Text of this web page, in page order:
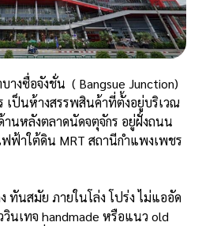
างซื่อจังชั่น ( Bangsue Junction)
เป็นห้างสรรพสินค้าที่ตั้งอยู่บริเวณ
นหลังตลาดนัดจตุจักร อยู่ฝั่งถนน
ฟ้าใต้ดิน MRT สถานีกำแพงเพชร
ทันสมัย ภายในโล่ง โปร่ง ไม่แออัด
นเทจ handmade หรือแนว old